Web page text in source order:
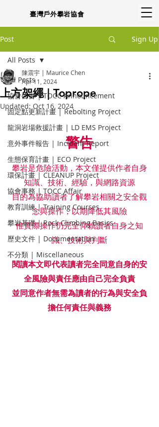
臺灣戶外攀岩協會
Post Sign Up
All Posts
協會公告 | TOCC Announcement
固定點更新計畫 | Rebolting Project
龍洞岩場救援計畫 | LD EMS Project
意外事件報告 | Incident Report
生態保育計畫 | ECO Project
環保計畫 | CLEANUP Project
協會事務 | TOCC Affair
教育訓練 | Training Courses
攀岩基礎 | Rock Climbing Basics
歷史文件 | Documentation
不分類 | Miscellaneous
All Posts
上方架繩 | Toprope
陳震宇 | Maurice Chen
Apr 11, 2024
Updated: Oct 16, 2024
警告
攀岩是危險活動，本⽂僅提供作者⾃身
知識、技術、經驗，與網路資源
⽬的為協助讀者了解攀岩相關之安全觀
念與操作，以期降低其風險
惟實際操作仍完全仰賴讀者⾃身之知
識、技術與判斷
閱讀本⽂即代表讀者完全同意⾃身的安
全風險與責任應由⾃己完全負責
並同意作者無需為讀者的行為與安全負
擔任何責任與義務